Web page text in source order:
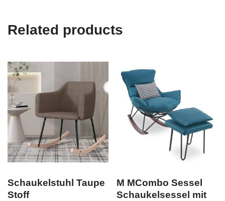
Related products
Schaukelstuhl Taupe
Stoff
M MCombo Sessel
Schaukelsessel mit